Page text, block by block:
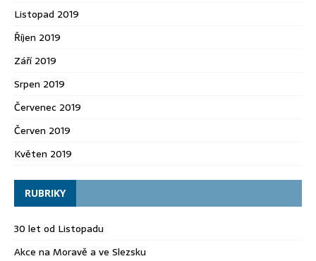
Listopad 2019
Říjen 2019
Září 2019
Srpen 2019
Červenec 2019
Červen 2019
Květen 2019
RUBRIKY
30 let od Listopadu
Akce na Moravě a ve Slezsku